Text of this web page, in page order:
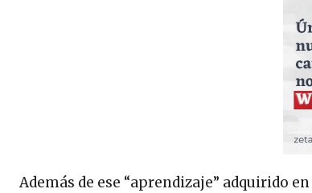
Además de ese “aprendizaje” adquirido